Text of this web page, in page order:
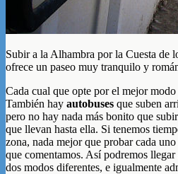
Subir a la Alhambra por la Cuesta de
ofrece un paseo muy tranquilo y
Cada cual que opte por el mejor
También hay autobuses que suben
pero no hay nada más bonito que
que llevan hasta ella. Si tenemos
zona, nada mejor que probar cada
que comentamos. Así podremos
dos modos diferentes, e igualmente